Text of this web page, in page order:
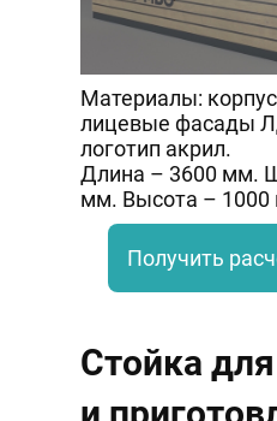
Материалы:
лицевые фасады
логотип акрил.
Длина – 3600 мм.
мм. Высота –
Получить
Стойка